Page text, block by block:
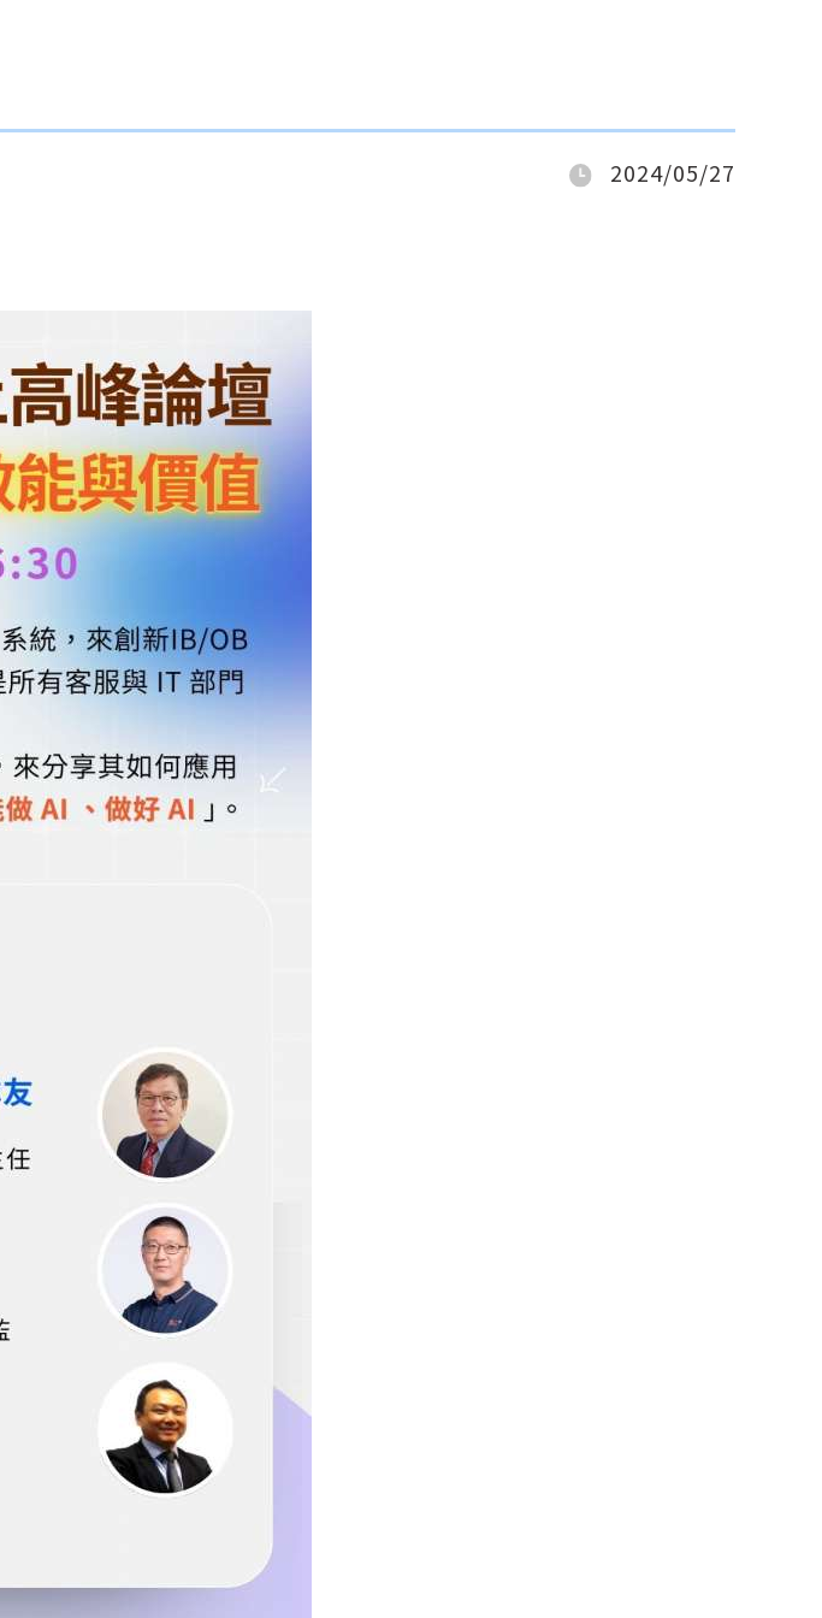
2024/05/27